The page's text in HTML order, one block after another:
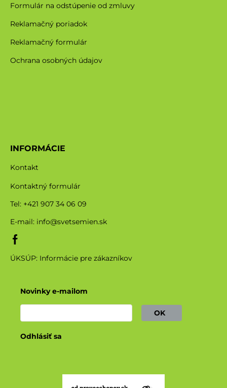
Formulár na odstúpenie od zmluvy
Reklamačný poriadok
Reklamačný formulár
Ochrana osobných údajov
INFORMÁCIE
Kontakt
Kontaktný formulár
Tel: +421 907 34 06 09
E-mail: info@svetsemien.sk
ÚKSÚP: Informácie pre zákazníkov
Novinky e-mailom
OK
Odhlásiť sa